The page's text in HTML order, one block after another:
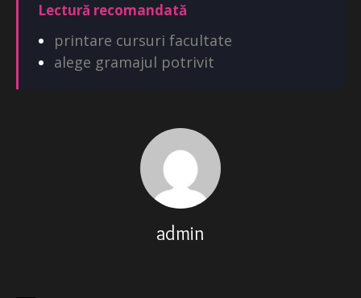
Lectură recomandată
printare cursuri facultate
alege gramajul potrivit
admin